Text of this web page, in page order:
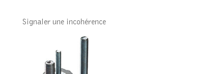
Signaler une incohérence